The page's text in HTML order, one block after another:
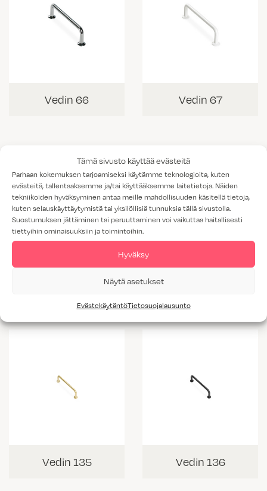
Tämä sivusto käyttää evästeitä
Parhaan kokemuksen tarjoamiseksi käytämme teknologioita, kuten
evästeitä, tallentaaksemme ja/tai käyttääksemme laitetietoja. Näiden
tekniikoiden hyväksyminen antaa meille mahdollisuuden käsitellä tietoja,
kuten selauskäyttäytymistä tai yksilöllisiä tunnuksia tällä sivustolla.
Suostumuksen jättäminen tai peruuttaminen voi vaikuttaa haitallisesti
tiettyihin ominaisuuksiin ja toimintoihin.
Hyväksy
Näytä asetukset
EvästekäytäntöTietosuojalausunto
Vedin 66 Vedin 67
Vedin 135 Vedin 136